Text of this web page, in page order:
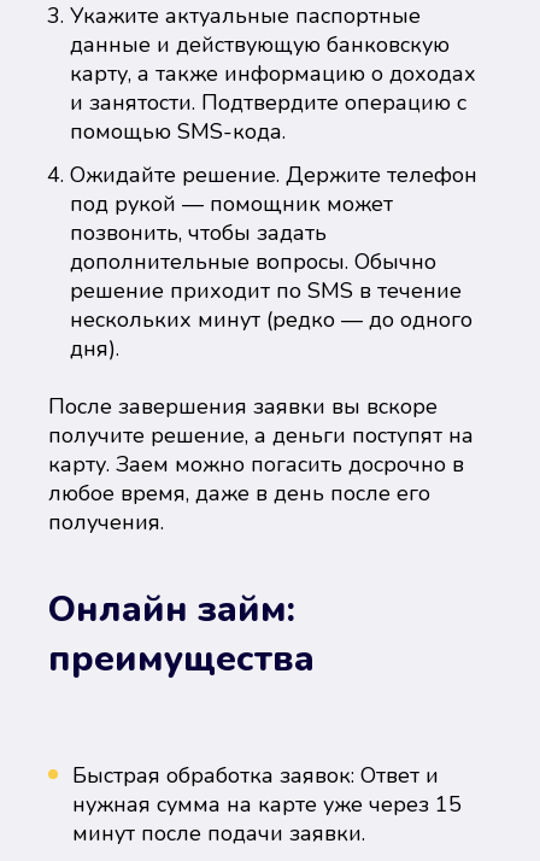
Укажите актуальные паспортные
данные и действующую банковскую
карту, а также информацию о доходах
и занятости. Подтвердите операцию с
помощью SMS-кода.
Ожидайте решение. Держите телефон
под рукой — помощник может
позвонить, чтобы задать
дополнительные вопросы. Обычно
решение приходит по SMS в течение
нескольких минут (редко — до одного
дня).
После завершения заявки вы вскоре
получите решение, а деньги поступят на
карту. Заем можно погасить досрочно в
любое время, даже в день после его
получения.
Онлайн займ:
преимущества
Быстрая обработка заявок: Ответ и
нужная сумма на карте уже через 15
минут после подачи заявки.